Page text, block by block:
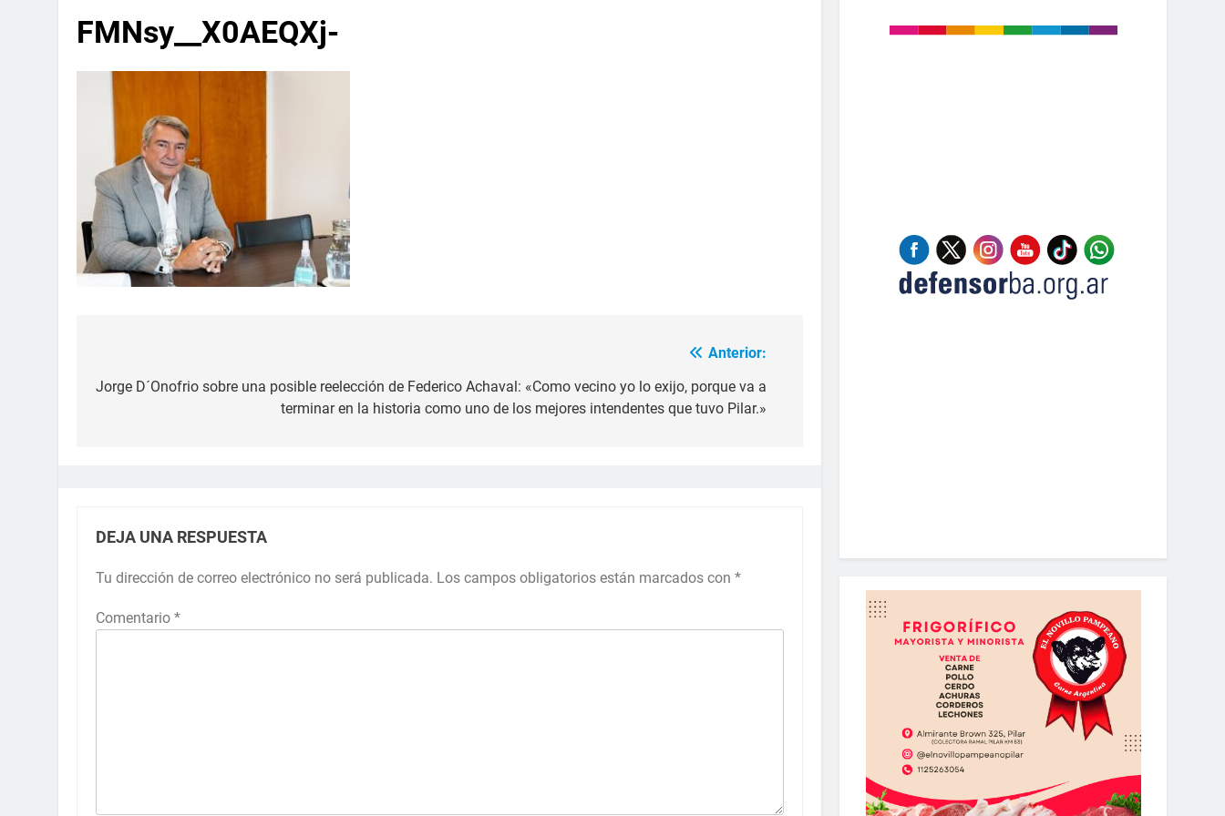
FMNsy__X0AEQXj-
Anterior:
Jorge D´Onofrio sobre una posible reelección de Federico Achaval: «Como vecino yo lo exijo, porque va a
terminar en la historia como uno de los mejores intendentes que tuvo Pilar.»
DEJA UNA RESPUESTA
Tu dirección de correo electrónico no será publicada. Los campos obligatorios están marcados con *
Comentario *